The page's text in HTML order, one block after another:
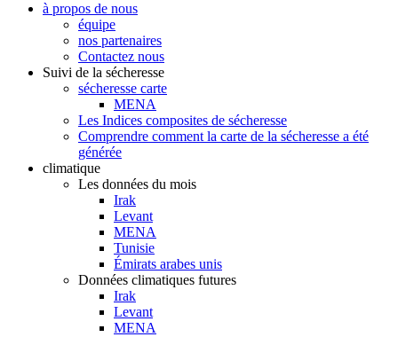
à propos de nous
équipe
nos partenaires
Contactez nous
Suivi de la sécheresse
sécheresse carte
MENA
Les Indices composites de sécheresse
Comprendre comment la carte de la sécheresse a été
générée
climatique
Les données du mois
Irak
Levant
MENA
Tunisie
Émirats arabes unis
Données climatiques futures
Irak
Levant
MENA